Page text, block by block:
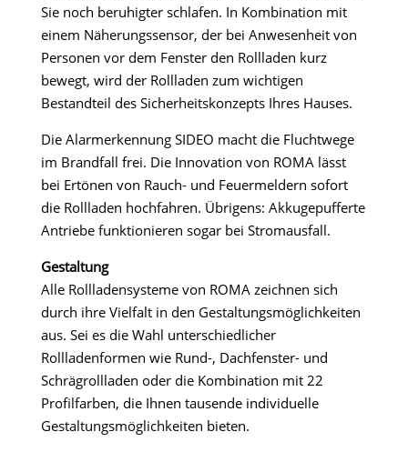
Sie noch beruhigter schlafen. In Kombination mit
einem Näherungssensor, der bei Anwesenheit von
Personen vor dem Fenster den Rollladen kurz
bewegt, wird der Rollladen zum wichtigen
Bestandteil des Sicherheitskonzepts Ihres Hauses.
Die Alarmerkennung SIDEO macht die Fluchtwege
im Brandfall frei. Die Innovation von ROMA lässt
bei Ertönen von Rauch- und Feuermeldern sofort
die Rollladen hochfahren. Übrigens: Akkugepufferte
Antriebe funktionieren sogar bei Stromausfall.
Gestaltung
Alle Rollladensysteme von ROMA zeichnen sich
durch ihre Vielfalt in den Gestaltungsmög­lich­­keiten
aus. Sei es die Wahl unterschiedlicher
Rollladenformen wie Rund-, Dachfenster- und
Schrägrollladen oder die Kombination mit 22
Profilfarben, die Ihnen tausende individuelle
Gestaltungsmöglichkeiten bieten.